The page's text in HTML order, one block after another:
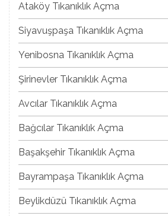
Ataköy Tıkanıklık Açma
Siyavuşpaşa Tıkanıklık Açma
Yenibosna Tıkanıklık Açma
Şirinevler Tıkanıklık Açma
Avcılar Tıkanıklık Açma
Bağcılar Tıkanıklık Açma
Başakşehir Tıkanıklık Açma
Bayrampaşa Tıkanıklık Açma
Beylikdüzü Tıkanıklık Açma